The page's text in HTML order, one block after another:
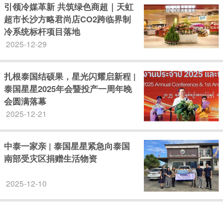
引领冷媒革新 共筑绿色商超｜天虹
超市长沙方略君尚店CO2跨临界制
冷系统标杆项目落地
2025-12-29
扎根泰国结硕果，星光闪耀启新程 |
泰国星星2025年会暨投产一周年晚
会圆满落幕
2025-12-21
中泰一家亲 | 泰国星星紧急向泰国
南部受灾区捐赠生活物资
2025-12-10